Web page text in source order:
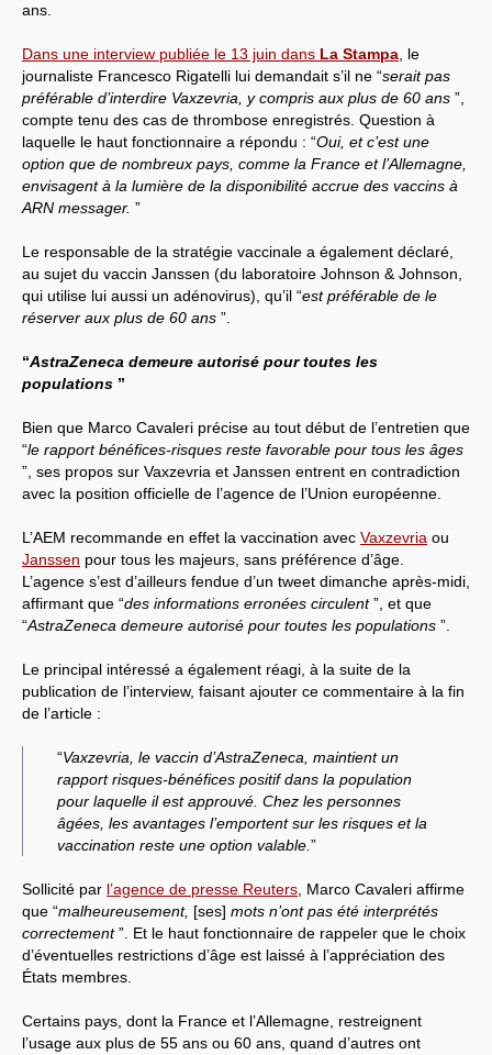
ans.
Dans une interview publiée le 13 juin dans La Stampa , le
journaliste Francesco Rigatelli lui demandait s’il ne “serait pas
préférable d’interdire Vaxzevria, y compris aux plus de 60 ans ”,
compte tenu des cas de thrombose enregistrés. Question à
laquelle le haut fonctionnaire a répondu : “Oui, et c’est une
option que de nombreux pays, comme la France et l’Allemagne,
envisagent à la lumière de la disponibilité accrue des vaccins à
ARN messager. ”
Le responsable de la stratégie vaccinale a également déclaré,
au sujet du vaccin Janssen (du laboratoire Johnson & Johnson,
qui utilise lui aussi un adénovirus), qu’il “est préférable de le
réserver aux plus de 60 ans ”.
“AstraZeneca demeure autorisé pour toutes les
populations ”
Bien que Marco Cavaleri précise au tout début de l’entretien que
“le rapport bénéfices-risques reste favorable pour tous les âges
”, ses propos sur Vaxzevria et Janssen entrent en contradiction
avec la position officielle de l’agence de l’Union européenne.
L’AEM recommande en effet la vaccination avec Vaxzevria ou
Janssen pour tous les majeurs, sans préférence d’âge.
L’agence s’est d’ailleurs fendue d’un tweet dimanche après-midi,
affirmant que “des informations erronées circulent”, et que
“AstraZeneca demeure autorisé pour toutes les populations ”.
Le principal intéressé a également réagi, à la suite de la
publication de l’interview, faisant ajouter ce commentaire à la fin
de l’article :
“Vaxzevria, le vaccin d’AstraZeneca, maintient un
rapport risques-bénéfices positif dans la population
pour laquelle il est approuvé. Chez les personnes
âgées, les avantages l’emportent sur les risques et la
vaccination reste une option valable. ”
Sollicité par l’agence de presse Reuters , Marco Cavaleri affirme
que “malheureusement, [ses] mots n’ont pas été interprétés
correctement”. Et le haut fonctionnaire de rappeler que le choix
d’éventuelles restrictions d’âge est laissé à l’appréciation des
États membres.
Certains pays, dont la France et l’Allemagne, restreignent
l’usage aux plus de 55 ans ou 60 ans, quand d’autres ont